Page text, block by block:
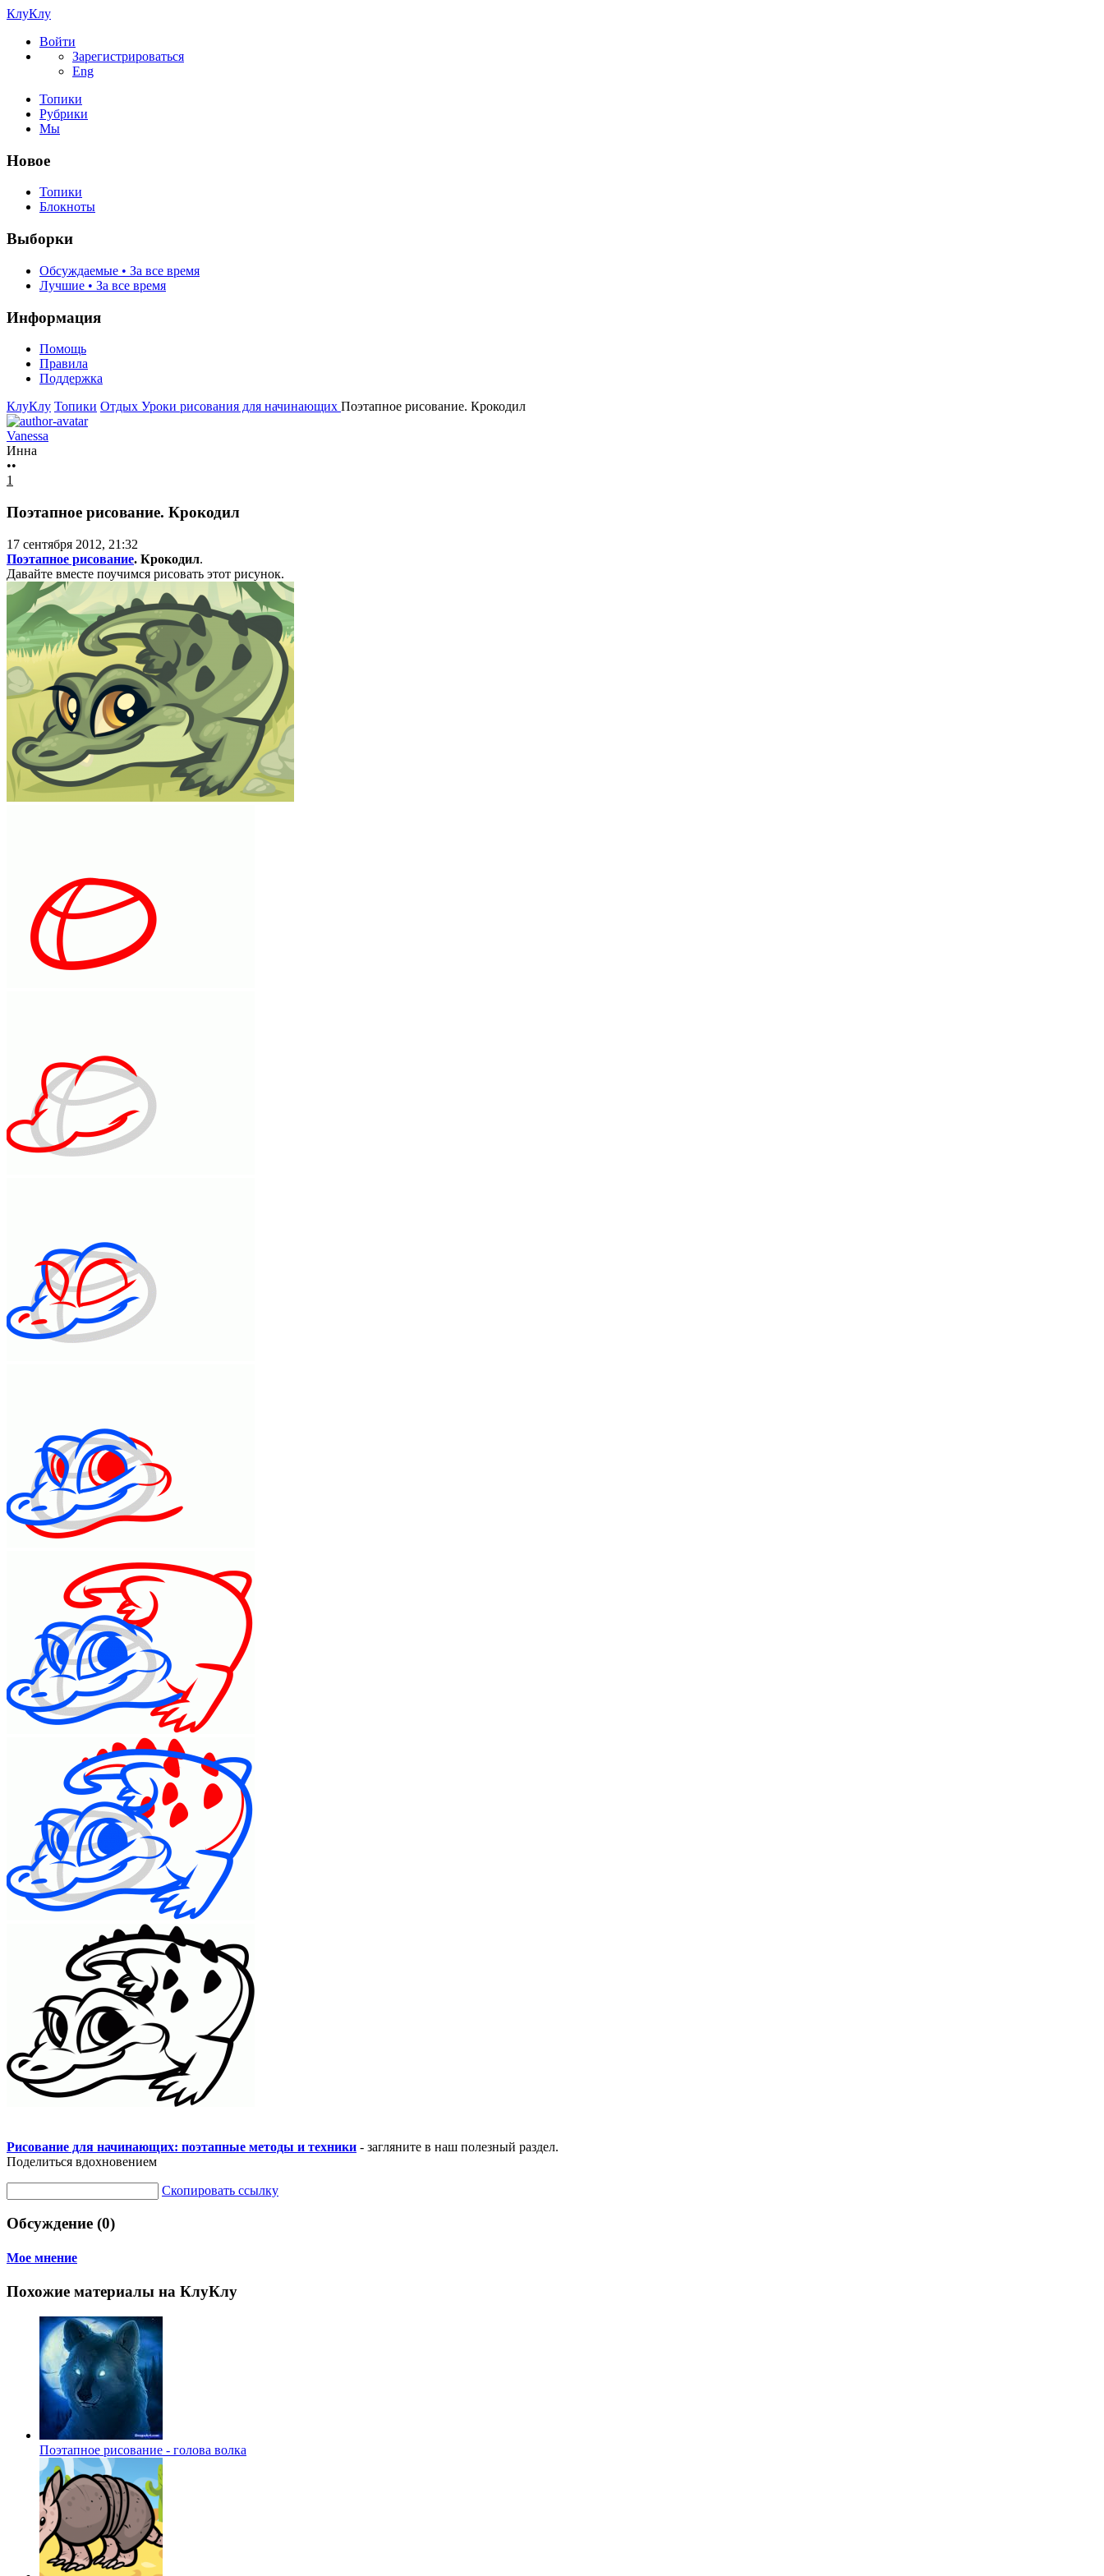
КлуКлу
Войти
Зарегистрироваться
Eng
Топики
Рубрики
Мы
Новое
Топики
Блокноты
Выборки
Обсуждаемые • За все время
Лучшие • За все время
Информация
Помощь
Правила
Поддержка
КлуКлу Топики Отдых Уроки рисования для начинающих Поэтапное рисование. Крокодил
Vanessa
Инна
••
1
Поэтапное рисование. Крокодил
17 сентября 2012, 21:32
Поэтапное рисование. Крокодил.
Давайте вместе поучимся рисовать этот рисунок.
Рисование для начинающих: поэтапные методы и техники - загляните в наш полезный раздел.
Поделиться вдохновением
Скопировать ссылку
Обсуждение (0)
Мое мнение
Похожие материалы на КлуКлу
Поэтапное рисование - голова волка